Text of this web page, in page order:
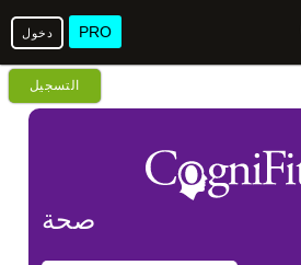
PRO دخول
التسجيل
صحة